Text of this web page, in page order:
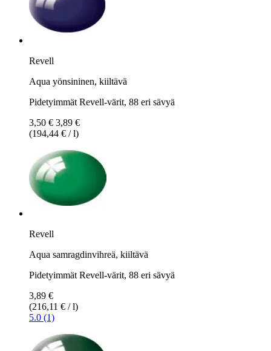
Revell
Aqua yönsininen, kiiltävä
Pidetyimmät Revell-värit, 88 eri sävyä
3,50 € 3,89 €
(194,44 € / l)
Revell
Aqua samragdinvihreä, kiiltävä
Pidetyimmät Revell-värit, 88 eri sävyä
3,89 €
(216,11 € / l)
5.0 (1)